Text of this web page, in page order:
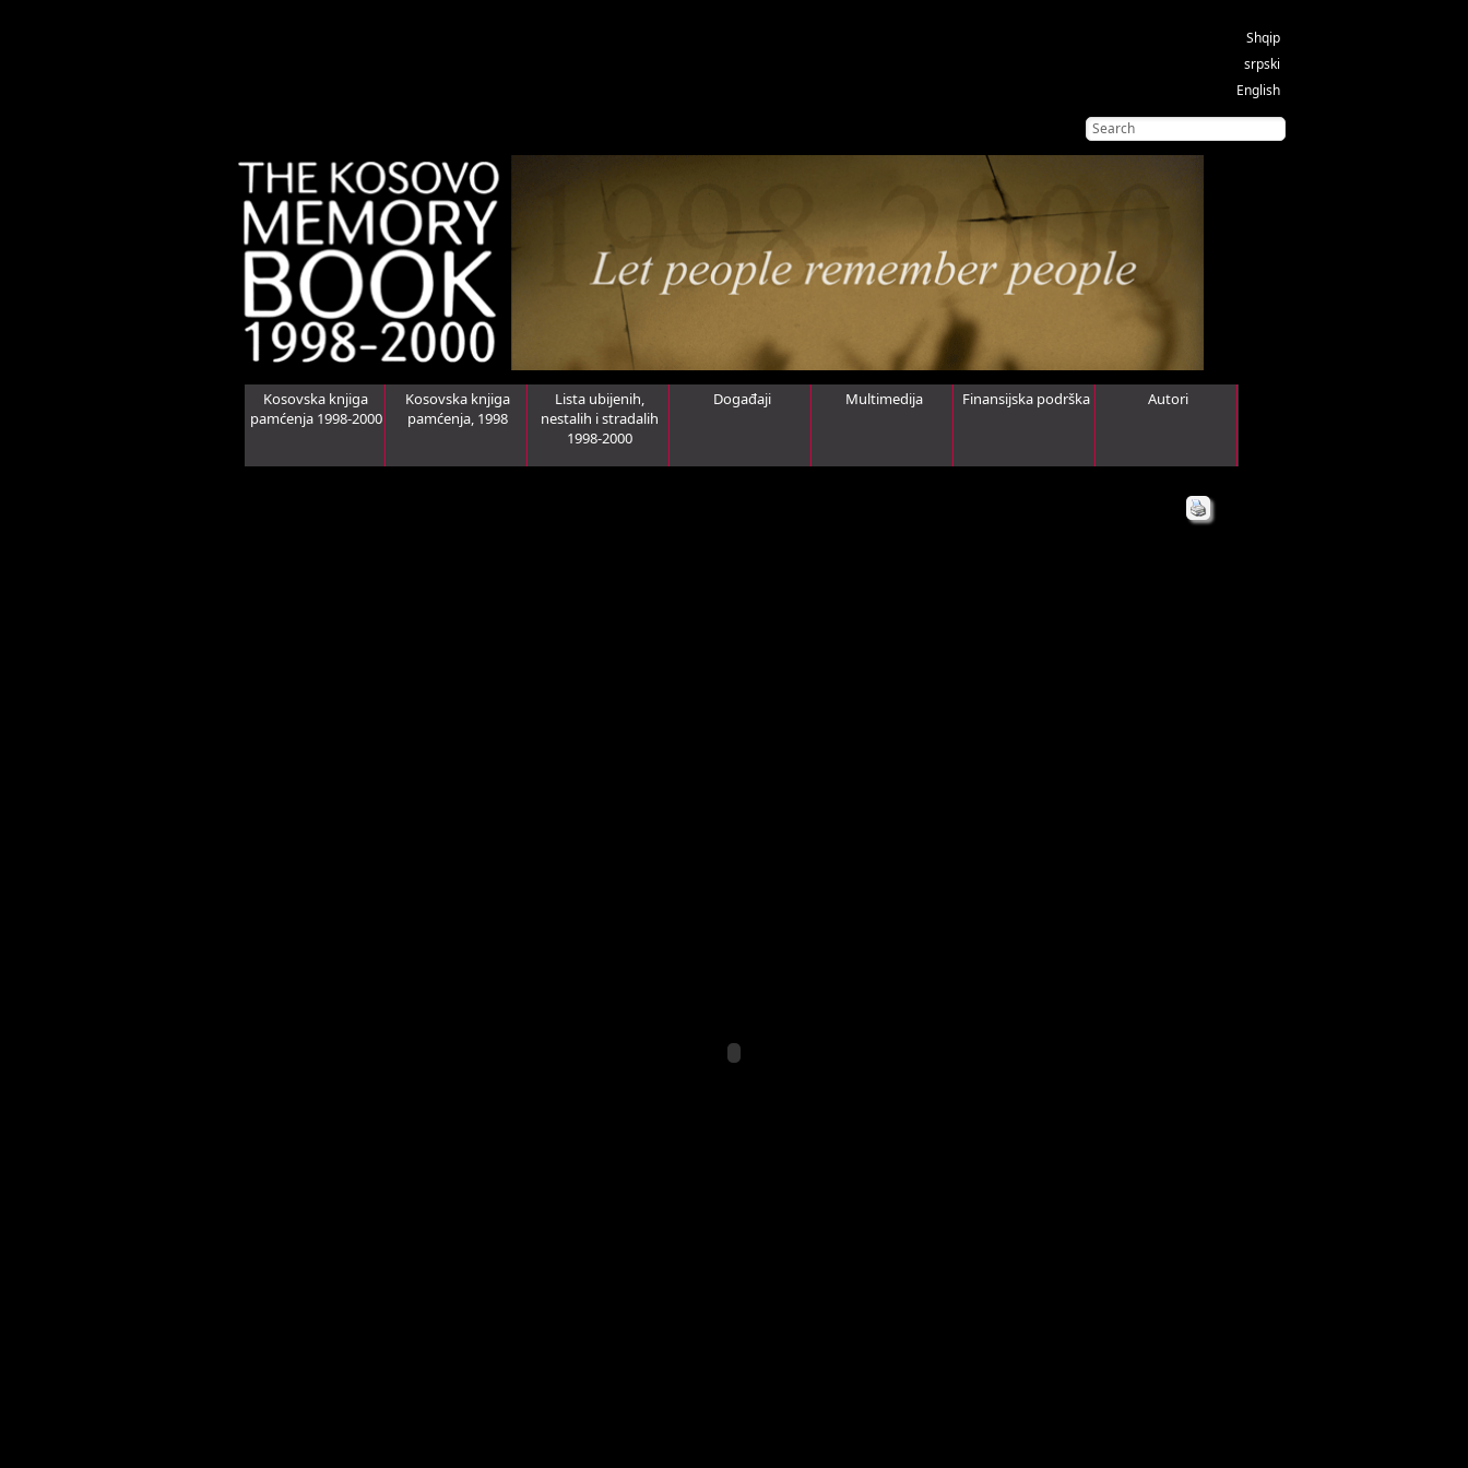
Shqip
srpski
English
Kosovska knjiga
pamćenja 1998-2000
Kosovska knjiga
pamćenja, 1998
Lista ubijenih,
nestalih i stradalih
1998-2000
Događaji Multimedija Finansijska podrška Autori